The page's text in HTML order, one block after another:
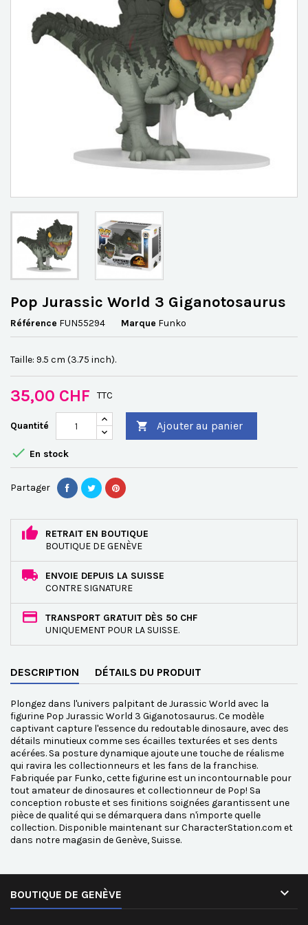
Pop Jurassic World 3 Giganotosaurus
Référence FUN55294 Marque Funko
Taille: 9.5 cm (3.75 inch).
35,00 CHF TTC
Quantité  Ajouter au panier
 En stock
Partager
RETRAIT EN BOUTIQUE
BOUTIQUE DE GENÈVE
ENVOIE DEPUIS LA SUISSE
CONTRE SIGNATURE
TRANSPORT GRATUIT DÈS 50 CHF
UNIQUEMENT POUR LA SUISSE.
DESCRIPTION DÉTAILS DU PRODUIT
Plongez dans l'univers palpitant de Jurassic World avec la
figurine Pop Jurassic World 3 Giganotosaurus. Ce modèle
captivant capture l'essence du redoutable dinosaure, avec des
détails minutieux comme ses écailles texturées et ses dents
acérées. Sa posture dynamique ajoute une touche de réalisme
qui ravira les collectionneurs et les fans de la franchise.
Fabriquée par Funko, cette figurine est un incontournable pour
tout amateur de dinosaures et collectionneur de Pop! Sa
conception robuste et ses finitions soignées garantissent une
pièce de qualité qui se démarquera dans n'importe quelle
collection. Disponible maintenant sur CharacterStation.com et
dans notre magasin de Genève, Suisse.
BOUTIQUE DE GENÈVE 